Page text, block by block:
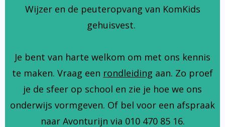
Wijzer en de peuteropvang van KomKids
gehuisvest.
Je bent van harte welkom om met ons kennis
te maken. Vraag een rondleiding aan. Zo proef
je de sfeer op school en zie je hoe we ons
onderwijs vormgeven. Of bel voor een afspraak
naar Avonturijn via 010 470 85 16.